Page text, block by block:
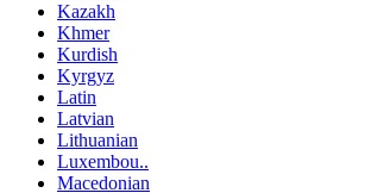
Kazakh
Khmer
Kurdish
Kyrgyz
Latin
Latvian
Lithuanian
Luxembou..
Macedonian